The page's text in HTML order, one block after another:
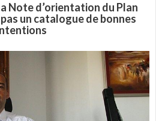
Note d’orientation du Plan
un catalogue de bonnes